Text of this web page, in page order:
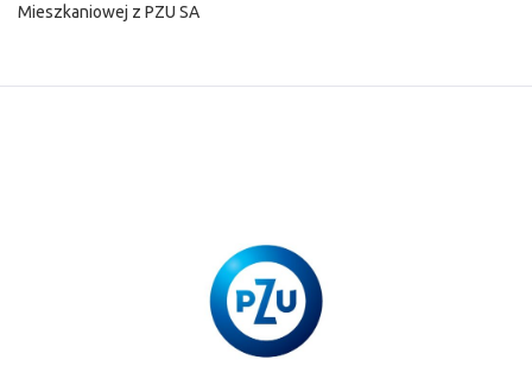
i
Mieszkaniowej z PZU SA